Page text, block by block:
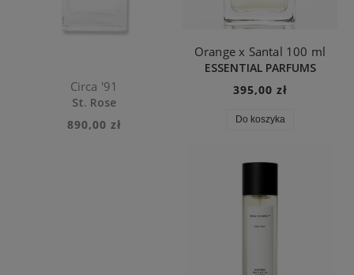
Circa '91
St. Rose
890,00 zł
Orange x Santal 100 ml
ESSENTIAL PARFUMS
395,00 zł
Do koszyka